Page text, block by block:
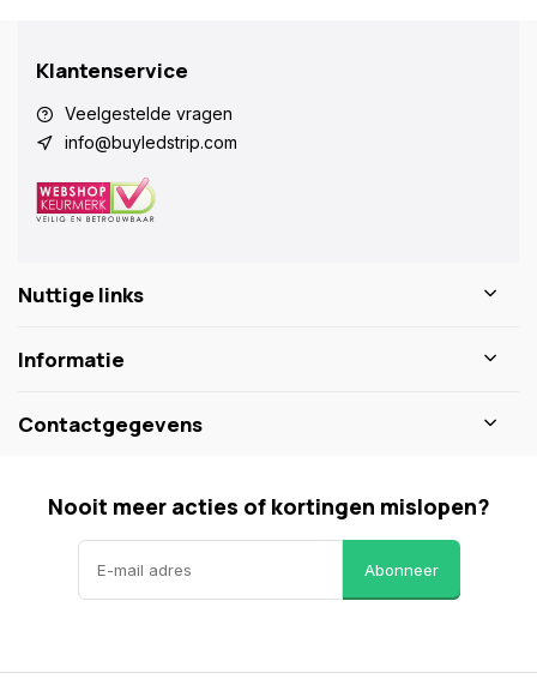
Klantenservice
Veelgestelde vragen
info@buyledstrip.com
Nuttige links
Informatie
Contactgegevens
Nooit meer acties of kortingen mislopen?
Abonneer